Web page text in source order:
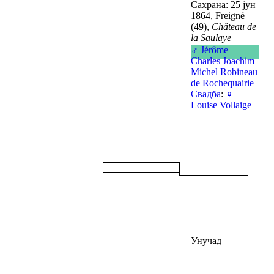
Сахрана: 25 јун
1864, Freigné
(49), Château de
la Saulaye
♂ Jérôme
Charles Joachim
Michel Robineau
de Rochequairie
Свадба: ♀
Louise Vollaige
Унучад